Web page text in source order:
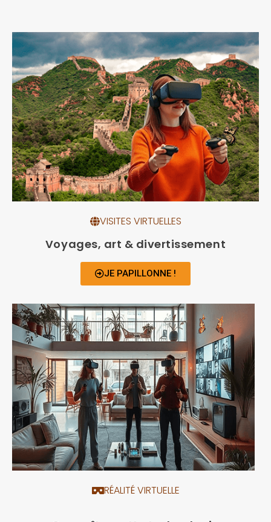
VISITES VIRTUELLES
Voyages, art & divertissement
JE PAPILLONNE !
RÉALITÉ VIRTUELLE